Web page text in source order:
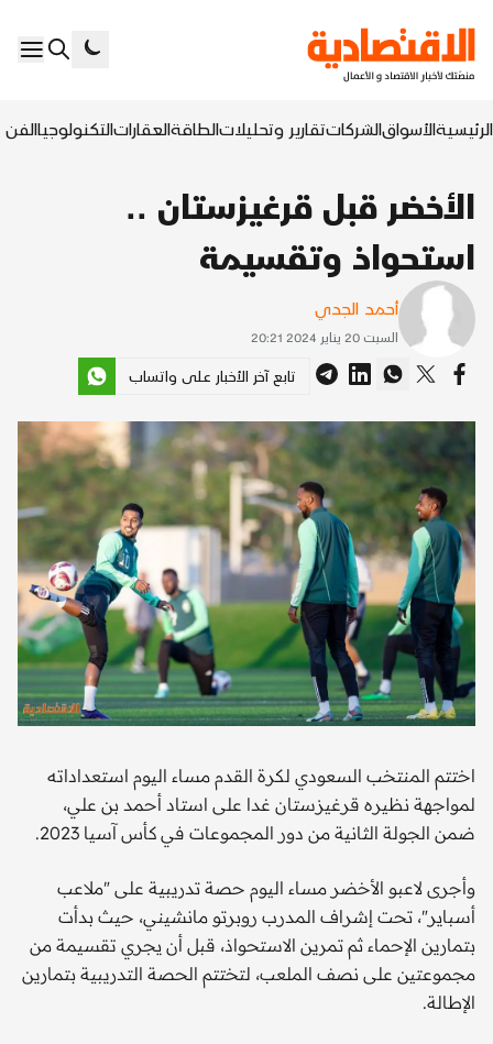
الرئيسيةالأسواقالشركاتتقارير وتحليلاتالطاقةالعقاراتالتكنولوجياالفن
الأخضر قبل قرغيزستان ..
استحواذ وتقسيمة
أحمد الجدي
السبت 20 يناير 2024 20:21
تابع آخر الأخبار على واتساب
اختتم المنتخب السعودي لكرة القدم مساء اليوم استعداداته
لمواجهة نظيره قرغيزستان غدا على استاد أحمد بن علي،
ضمن الجولة الثانية من دور المجموعات في كأس آسيا 2023.
وأجرى لاعبو الأخضر مساء اليوم حصة تدريبية على "ملاعب
أسباير"، تحت إشراف المدرب روبرتو مانشيني، حيث بدأت
بتمارين الإحماء ثم تمرين الاستحواذ، قبل أن يجري تقسيمة من
مجموعتين على نصف الملعب، لتختتم الحصة التدريبية بتمارين
الإطالة.